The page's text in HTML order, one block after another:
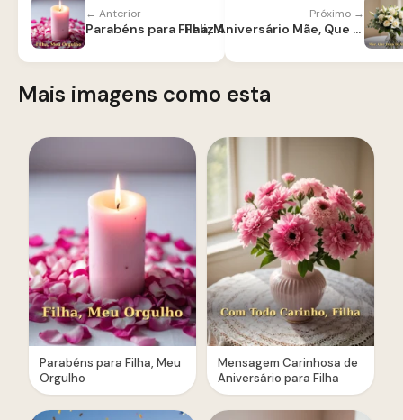
← Anterior
Parabéns para Filha, Meu Orgulho
Próximo →
Feliz Aniversário Mãe, Que Deus Te Abençoe
Mais imagens como esta
Parabéns para Filha, Meu
Orgulho
Mensagem Carinhosa de
Aniversário para Filha